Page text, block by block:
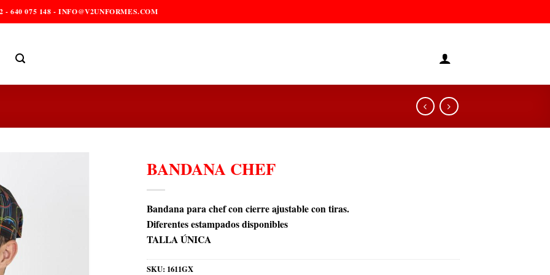
640 075 148 - INFO@V2UNFORMES.COM
BANDANA CHEF
Bandana para chef con cierre ajustable con tiras.
Diferentes estampados disponibles
TALLA ÚNICA
SKU: 1611GX